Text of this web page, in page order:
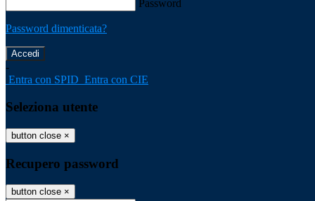
Password
Password dimenticata?
-
Entra con SPID Entra con CIE
Seleziona utente
button close ×
Recupero password
button close ×